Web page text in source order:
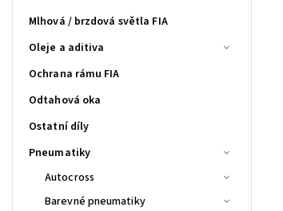
Mlhová / brzdová světla FIA
Oleje a aditiva
Ochrana rámu FIA
Odtahová oka
Ostatní díly
Pneumatiky
Autocross
Barevné pneumatiky